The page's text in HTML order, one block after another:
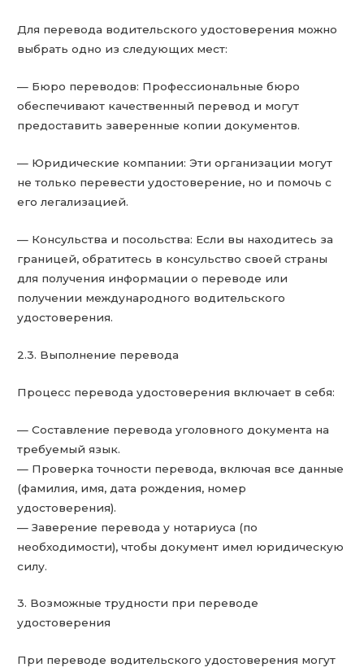
Для перевода водительского удостоверения можно
выбрать одно из следующих мест:
— Бюро переводов: Профессиональные бюро
обеспечивают качественный перевод и могут
предоставить заверенные копии документов.
— Юридические компании: Эти организации могут
не только перевести удостоверение, но и помочь с
его легализацией.
— Консульства и посольства: Если вы находитесь за
границей, обратитесь в консульство своей страны
для получения информации о переводе или
получении международного водительского
удостоверения.
2.3. Выполнение перевода
Процесс перевода удостоверения включает в себя:
— Составление перевода уголовного документа на
требуемый язык.
— Проверка точности перевода, включая все данные
(фамилия, имя, дата рождения, номер
удостоверения).
— Заверение перевода у нотариуса (по
необходимости), чтобы документ имел юридическую
силу.
3. Возможные трудности при переводе
удостоверения
При переводе водительского удостоверения могут